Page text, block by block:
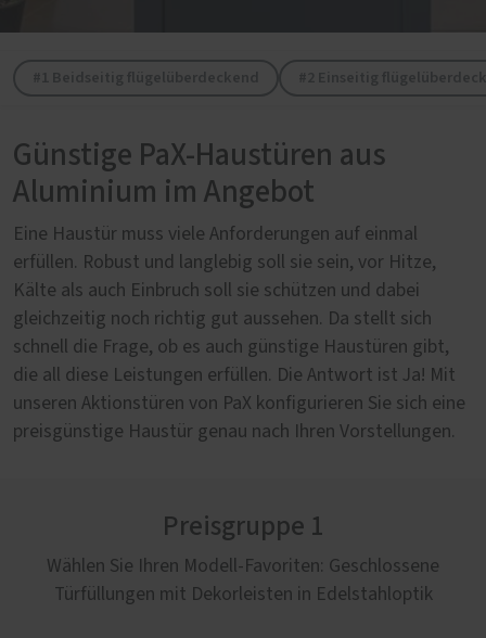
Günstige PaX-Haustüren aus
Aluminium im Angebot
Eine Haustür muss viele Anforderungen auf einmal
erfüllen. Robust und langlebig soll sie sein, vor Hitze,
Kälte als auch Einbruch soll sie schützen und dabei
gleichzeitig noch richtig gut aussehen. Da stellt sich
schnell die Frage, ob es auch günstige Haustüren gibt,
die all diese Leistungen erfüllen. Die Antwort ist Ja! Mit
unseren Aktionstüren von PaX konfigurieren Sie sich eine
preisgünstige Haustür genau nach Ihren Vorstellungen.
Preisgruppe 1
Wählen Sie Ihren Modell-Favoriten: Geschlossene
Türfüllungen mit Dekorleisten in Edelstahloptik